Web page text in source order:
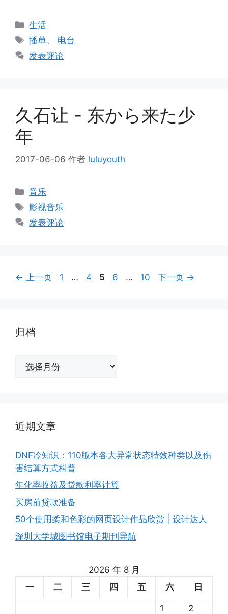
分
类
生活
标
签
播单、 电台
发表评论
久石让 - 东から来た少
年
2017-06-06 作者 luluyouth
分
类
音乐
标
签
影视音乐
发表评论
← 上一页
页
1 …
页
4
页
5
页
6 …
页
10 下一页 →
归档
近期文章
DNF冷知识：110版本各大异常状态特效种类以及伤
害结算方式科普
年化率收益及贷款利率计算
买房前贷款准备
50个使用柔和色彩的网页设计作品欣赏 | 设计达人
深圳大学城图书馆电子期刊导航
2026 年 8 月
一
二 三 四 五 六 日
1 2